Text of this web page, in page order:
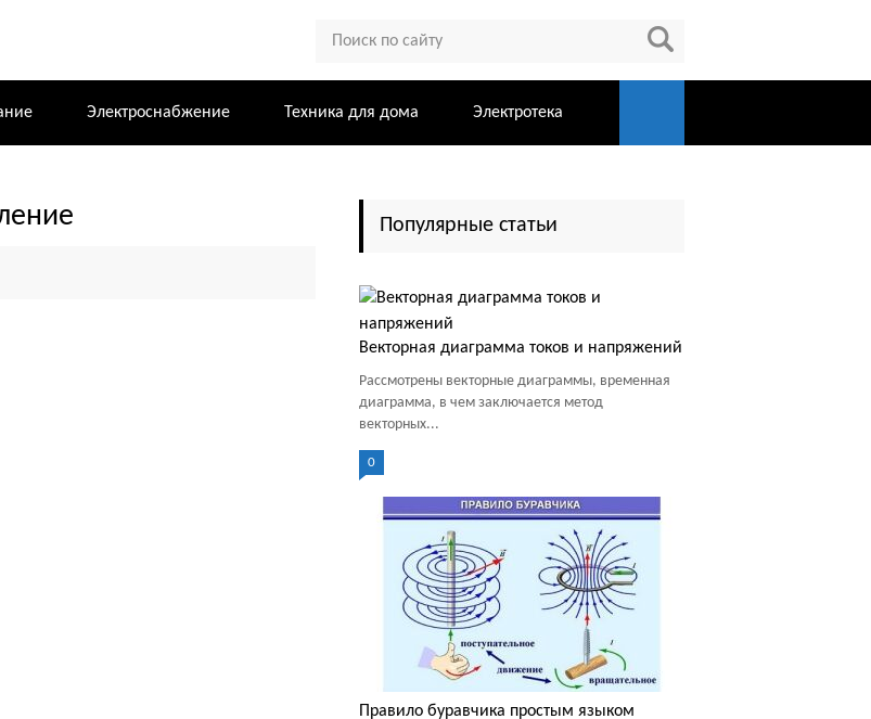
Электроснабжение Техника для дома Электротека
Популярные статьи
Векторная диаграмма токов и напряжений
Рассмотрены векторные диаграммы, временная
диаграмма, в чем заключается метод
векторных...
0
Правило буравчика простым языком